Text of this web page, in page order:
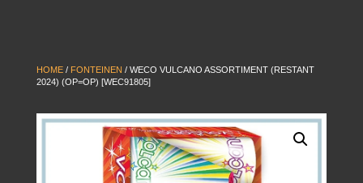
HOME / FONTEINEN / WECO VULCANO ASSORTIMENT (RESTANT
2024) (OP=OP) [WEC91805]